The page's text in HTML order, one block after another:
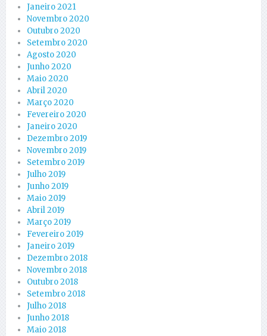
Janeiro 2021
Novembro 2020
Outubro 2020
Setembro 2020
Agosto 2020
Junho 2020
Maio 2020
Abril 2020
Março 2020
Fevereiro 2020
Janeiro 2020
Dezembro 2019
Novembro 2019
Setembro 2019
Julho 2019
Junho 2019
Maio 2019
Abril 2019
Março 2019
Fevereiro 2019
Janeiro 2019
Dezembro 2018
Novembro 2018
Outubro 2018
Setembro 2018
Julho 2018
Junho 2018
Maio 2018